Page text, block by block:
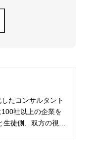
たコンサルタント
社以上の企業を
徒側、双方の視点